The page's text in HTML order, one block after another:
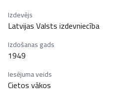
Izdevējs
Latvijas Valsts izdevniecība
Izdošanas gads
1949
Iesējuma veids
Cietos vākos